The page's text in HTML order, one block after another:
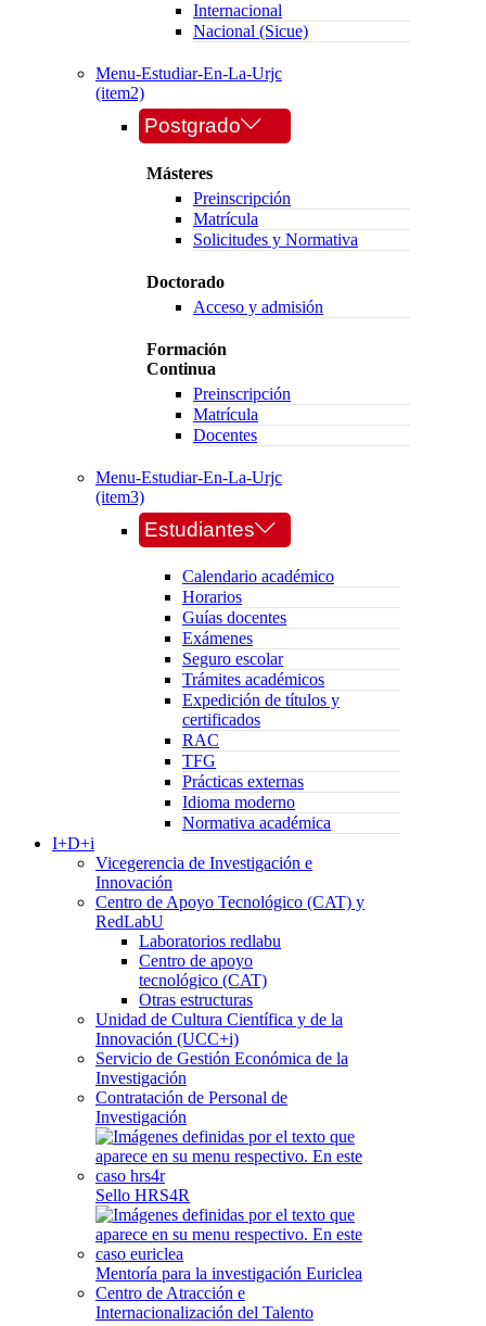
Internacional
Nacional (Sicue)
Menu-Estudiar-En-La-Urjc
(item2)
Postgrado
Másteres
Preinscripción
Matrícula
Solicitudes y Normativa
Doctorado
Acceso y admisión
Formación
Continua
Preinscripción
Matrícula
Docentes
Menu-Estudiar-En-La-Urjc
(item3)
Estudiantes
Calendario académico
Horarios
Guías docentes
Exámenes
Seguro escolar
Trámites académicos
Expedición de títulos y
certificados
RAC
TFG
Prácticas externas
Idioma moderno
Normativa académica
I+D+i
Vicegerencia de Investigación e
Innovación
Centro de Apoyo Tecnológico (CAT) y
RedLabU
Laboratorios redlabu
Centro de apoyo
tecnológico (CAT)
Otras estructuras
Unidad de Cultura Científica y de la
Innovación (UCC+i)
Servicio de Gestión Económica de la
Investigación
Contratación de Personal de
Investigación
Sello HRS4R
Mentoría para la investigación Euriclea
Centro de Atracción e
Internacionalización del Talento